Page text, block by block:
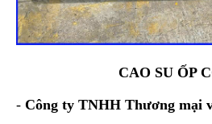
CAO SU ỐP
- Công ty TNHH Thương mại